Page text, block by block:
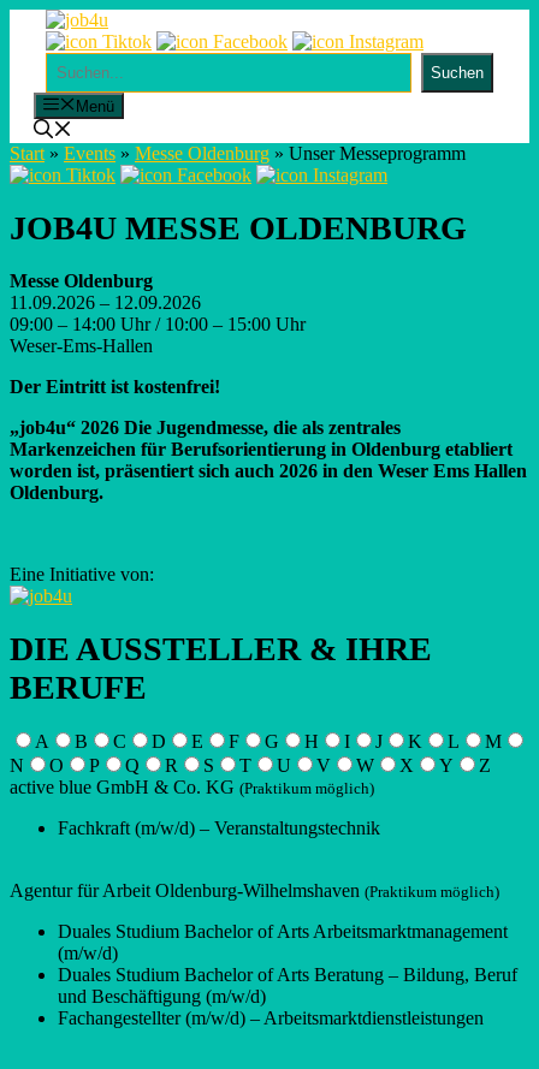
contentSuchen
Suchen
Menü
Start » Events » Messe Oldenburg » Unser Messeprogramm
JOB4U MESSE OLDENBURG
Messe Oldenburg
11.09.2026 – 12.09.2026
09:00 – 14:00 Uhr / 10:00 – 15:00 Uhr
Weser-Ems-Hallen
Der Eintritt ist kostenfrei!
„job4u“ 2026 Die Jugendmesse, die als zentrales
Markenzeichen für Berufsorientierung in Oldenburg etabliert
worden ist, präsentiert sich auch 2026 in den Weser Ems Hallen
Oldenburg.
Eine Initiative von:
DIE AUSSTELLER & IHRE
BERUFE
A B C D E F G H I J K L
M
N
O P Q R S T U V W X Y
Z
active blue GmbH & Co. KG (Praktikum möglich)
Fachkraft (m/w/d) – Veranstaltungstechnik
Agentur für Arbeit Oldenburg-Wilhelmshaven (Praktikum möglich)
Duales Studium Bachelor of Arts Arbeitsmarktmanagement
(m/w/d)
Duales Studium Bachelor of Arts Beratung – Bildung, Beruf
und Beschäftigung (m/w/d)
Fachangestellter (m/w/d) – Arbeitsmarktdienstleistungen